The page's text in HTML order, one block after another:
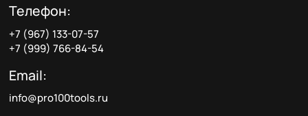
Телефон:
+7 (967) 133-07-57
+7 (999) 766-84-54
Email:
info@pro100tools.ru